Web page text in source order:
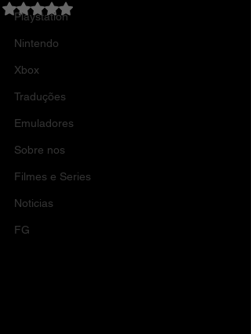
Playstation
Nintendo
Xbox
Traduções
Emuladores
Sobre nos
Filmes e Series
Noticias
FG
Avaliado com NaN de 5 estrelas.